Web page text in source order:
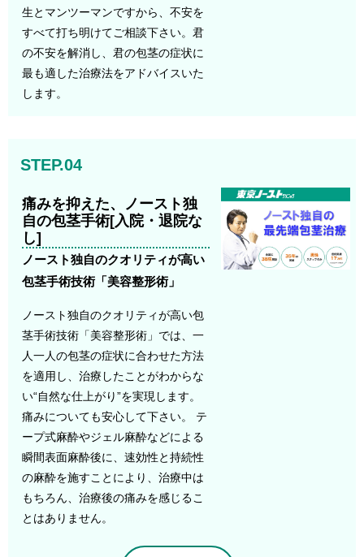
生とマンツーマンですから、不安を
すべて打ち明けてご相談下さい。君
の不安を解消し、君の包茎の症状に
最も適した治療法をアドバイスいた
します。
STEP.04
痛みを抑えた、ノースト独
自の包茎手術[入院・退院な
し]
ノースト独自のクオリティが高い
包茎手術技術「美容整形術」
ノースト独自のクオリティが高い包
茎手術技術「美容整形術」では、一
人一人の包茎の症状に合わせた方法
を適用し、治療したことがわからな
い“自然な仕上がり”を実現します。
痛みについても安心して下さい。 テ
ープ式麻酔やジェル麻酔などによる
瞬間表面麻酔後に、速効性と持続性
の麻酔を施すことにより、治療中は
もちろん、治療後の痛みを感じるこ
とはありません。